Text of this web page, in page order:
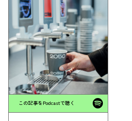
この記事をPodcastで聴く